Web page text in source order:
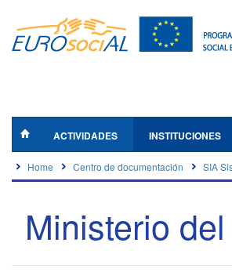
ACTIVIDADES INSTITUCIONES
Home Centro de documentación SIA
Ministerio